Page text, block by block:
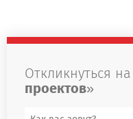
Откликнуться
проектов»